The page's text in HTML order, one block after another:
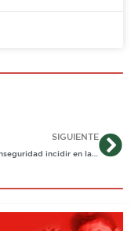
SIGUIENTE
¿Puede la inseguridad incidir en la intención de voto?